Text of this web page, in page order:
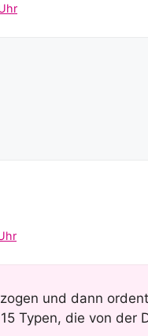
und dann
Typen, die von der